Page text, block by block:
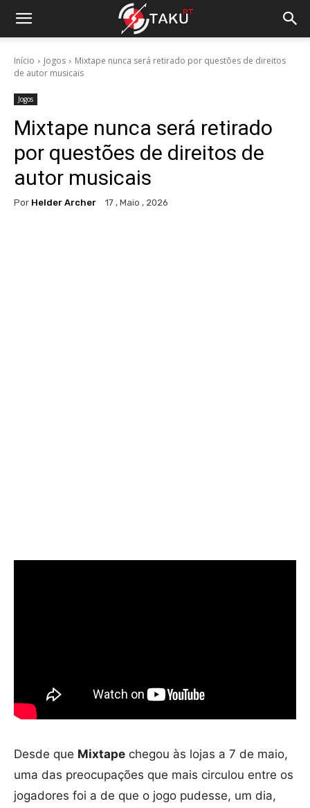
Início Jogos
Mixtape nunca será retirado por questões de direitos
de autor musicais
Jogos
Mixtape nunca será retirado
por questões de direitos de
autor musicais
Por Helder Archer 17 , Maio , 2026
Desde que Mixtape chegou às lojas a 7 de maio,
uma das preocupações que mais circulou entre os
jogadores foi a de que o jogo pudesse, um dia,